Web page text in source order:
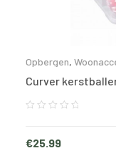
Opbergen,
Curver
€25.99